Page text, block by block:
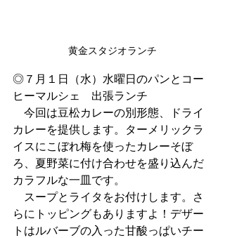
黄金スタジオランチ
◎７月１日（水）水曜日のパンとコー
ヒーマルシェ　出張ランチ
今回は豆松カレーの別形態、ドライ
カレーを提供します。ターメリックラ
イスにこぼれ梅を使ったカレーそぼ
ろ、夏野菜に付け合わせを盛り込んだ
カラフルな一皿です。
スープとライタをお付けします。さ
らにトッピングもありますよ！デザー
トはルバーブの入った甘酸っぱいチー